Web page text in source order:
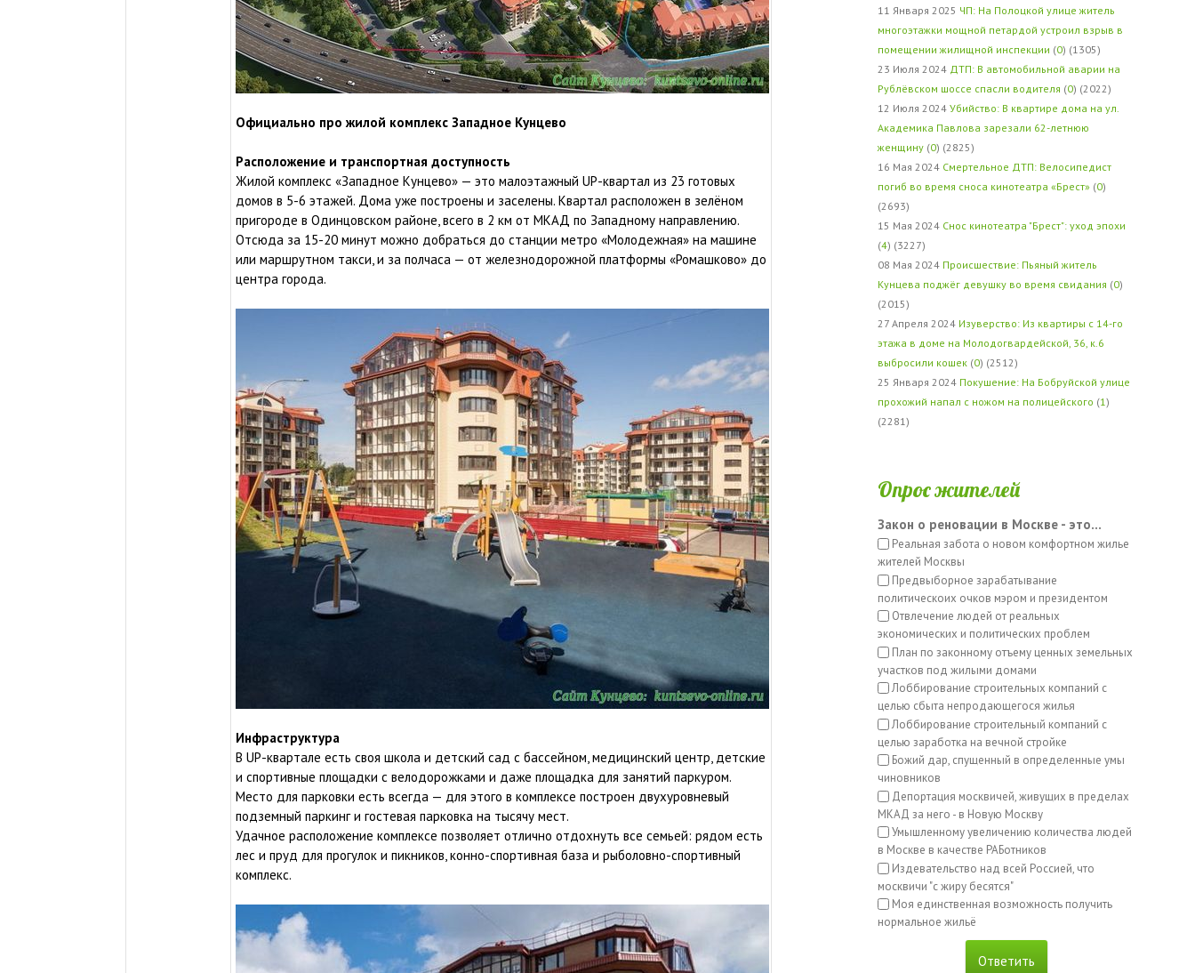
Официально про жилой комплекс Западное Кунцево
Расположение и транспортная доступность
Жилой комплекс «Западное Кунцево» — это малоэтажный UP-квартал из 23 готовых
домов в 5-6 этажей. Дома уже построены и заселены. Квартал расположен в зелёном
пригороде в Одинцовском районе, всего в 2 км от МКАД по Западному направлению.
Отсюда за 15-20 минут можно добраться до станции метро «Молодежная» на машине
или маршрутном такси, и за полчаса — от железнодорожной платформы «Ромашково» до
центра города.
Инфраструктура
В UP-квартале есть своя школа и детский сад с бассейном, медицинский центр, детские
и спортивные площадки с велодорожками и даже площадка для занятий паркуром.
Место для парковки есть всегда — для этого в комплексе построен двухуровневый
подземный паркинг и гостевая парковка на тысячу мест.
Удачное расположение комплексе позволяет отлично отдохнуть все семьей: рядом есть
лес и пруд для прогулок и пикников, конно-спортивная база и рыболовно-спортивный
комплекс.
11 Января 2025 ЧП: На Полоцкой улице житель
многоэтажки мощной петардой устроил взрыв в
помещении жилищной инспекции (0) (1305)
23 Июля 2024 ДТП: В автомобильной аварии на
Рублёвском шоссе спасли водителя (0) (2022)
12 Июля 2024 Убийство: В квартире дома на ул.
Академика Павлова зарезали 62-летнюю
женщину (0) (2825)
16 Мая 2024 Смертельное ДТП: Велосипедист
погиб во время сноса кинотеатра «Брест» (0)
(2693)
15 Мая 2024 Снос кинотеатра "Брест": уход эпохи
(4) (3227)
08 Мая 2024 Происшествие: Пьяный житель
Кунцева поджёг девушку во время свидания (0)
(2015)
27 Апреля 2024 Изуверство: Из квартиры с 14-го
этажа в доме на Молодогвардейской, 36, к.6
выбросили кошек (0) (2512)
25 Января 2024 Покушение: На Бобруйской улице
прохожий напал с ножом на полицейского (1)
(2281)
Опрос жителей
Закон о реновации в Москве - это...
Реальная забота о новом комфортном жилье
жителей Москвы
Предвыборное зарабатывание
политическоих очков мэром и президентом
Отвлечение людей от реальных
экономических и политических проблем
План по законному отъему ценных земельных
участков под жилыми домами
Лоббирование строительных компаний с
целью сбыта непродающегося жилья
Лоббирование строительный компаний с
целью заработка на вечной стройке
Божий дар, спущенный в определенные умы
чиновников
Депортация москвичей, живущих в пределах
МКАД за него - в Новую Москву
Умышленному увеличению количества людей
в Москве в качестве РАБотников
Издевательство над всей Россией, что
москвичи "с жиру бесятся"
Моя единственная возможность получить
нормальное жильё